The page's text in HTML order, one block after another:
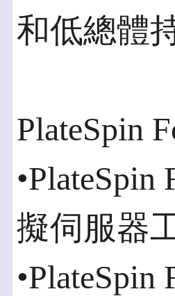
和低總體
PlateSpin
擬伺服器